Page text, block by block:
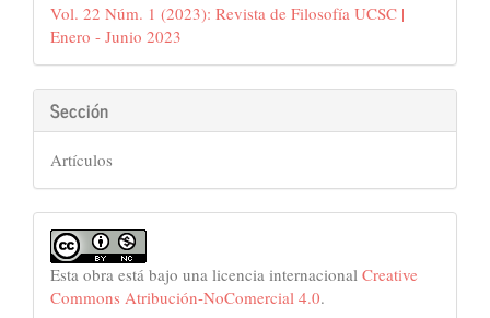
artículo
Vol. 22 Núm. 1 (2023): Revista de Filosofía UCSC |
Enero - Junio 2023
Sección
Artículos
Esta obra está bajo una licencia internacional Creative
Commons Atribución-NoComercial 4.0.